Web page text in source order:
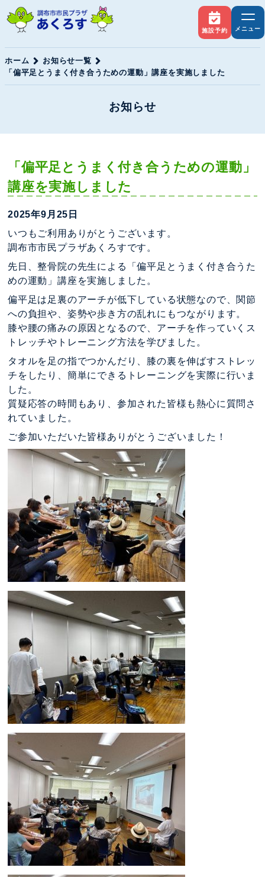
施設予約 メニュー
ホーム
お知らせ一覧
「偏平足とうまく付き合うための運動」講座を実施しました
お知らせ
「偏平足とうまく付き合うための運動」
講座を実施しました
2025年9月25日
いつもご利用ありがとうございます。
調布市市民プラザあくろすです。
先日、整骨院の先生による「偏平足とうまく付き合うた
めの運動」講座を実施しました。
偏平足は足裏のアーチが低下している状態なので、関節
への負担や、姿勢や歩き方の乱れにもつながります。
膝や腰の痛みの原因となるので、アーチを作っていくス
トレッチやトレーニング方法を学びました。
タオルを足の指でつかんだり、膝の裏を伸ばすストレッ
チをしたり、簡単にできるトレーニングを実際に行いま
した。
質疑応答の時間もあり、参加された皆様も熱心に質問さ
れていました。
ご参加いただいた皆様ありがとうございました！